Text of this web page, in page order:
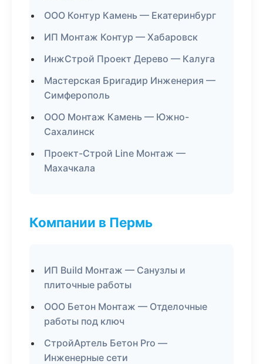
ООО Контур Камень — Екатеринбург
ИП Монтаж Контур — Хабаровск
ИнжСтрой Проект Дерево — Калуга
Мастерская Бригадир Инженерия —
Симферополь
ООО Монтаж Камень — Южно-
Сахалинск
Проект-Строй Line Монтаж —
Махачкала
Компании в Пермь
ИП Build Монтаж — Санузлы и
плиточные работы
ООО Бетон Монтаж — Отделочные
работы под ключ
СтройАртель Бетон Pro —
Инженерные сети